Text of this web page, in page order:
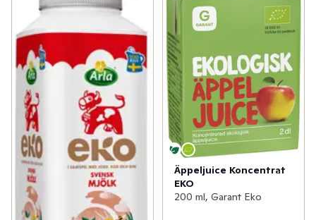
Äppeljuice Koncentrat
EKO
200 ml, Garant Eko